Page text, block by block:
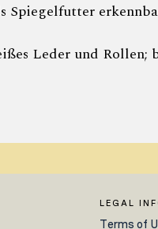
Leder und Rollen;
LEGAL
Terms of